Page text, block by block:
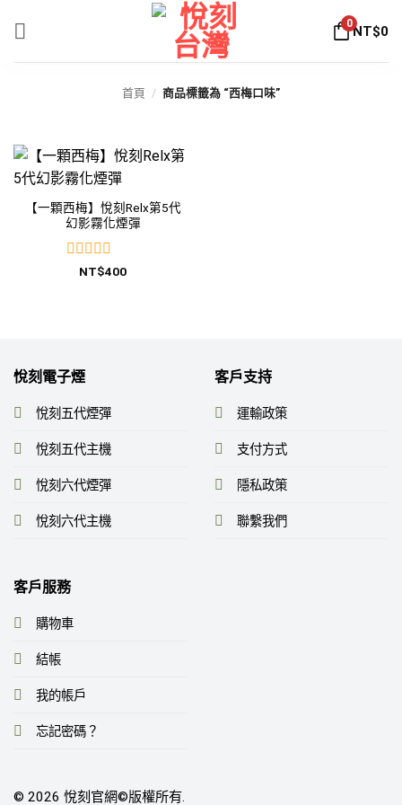
0NT$0
首頁 / 商品標籤為 “西梅口味”
【一顆西梅】悅刻Relx第5代
幻影霧化煙彈
評NT$400
悅刻電子煙
悅刻五代煙彈
悅刻五代主機
悅刻六代煙彈
悅刻六代主機
客戶支持
運輸政策
支付方式
隱私政策
聯繫我們
客戶服務
購物車
結帳
我的帳戶
忘記密碼？
© 2026 悅刻官網©️版權所有.